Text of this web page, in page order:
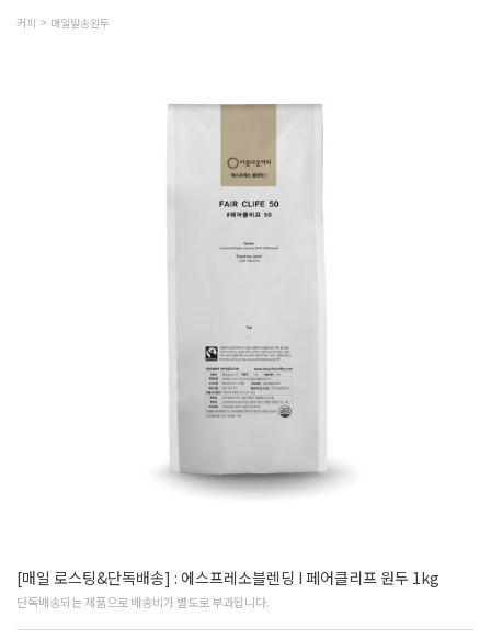
커피 매일발송원두
[매일 로스팅&단독배송] : 에스프레소블렌딩 I 페어클리프 원두 1kg
단독배송되는 제품으로 배송비가 별도로 부과됩니다.